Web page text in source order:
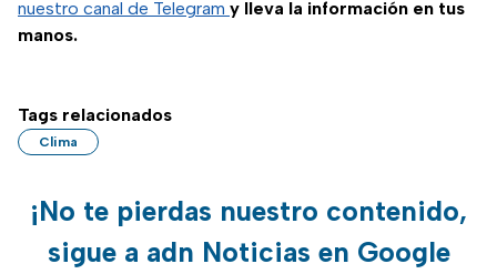
nuestro canal de Telegram y lleva la información en tus
manos.
Tags relacionados
Clima
¡No te pierdas nuestro contenido,
sigue a adn Noticias en Google